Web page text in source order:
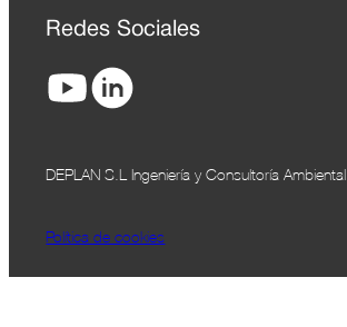
Redes Sociales
DEPLAN S.L Ingeniería y Consultoría Ambiental
Política de cookies